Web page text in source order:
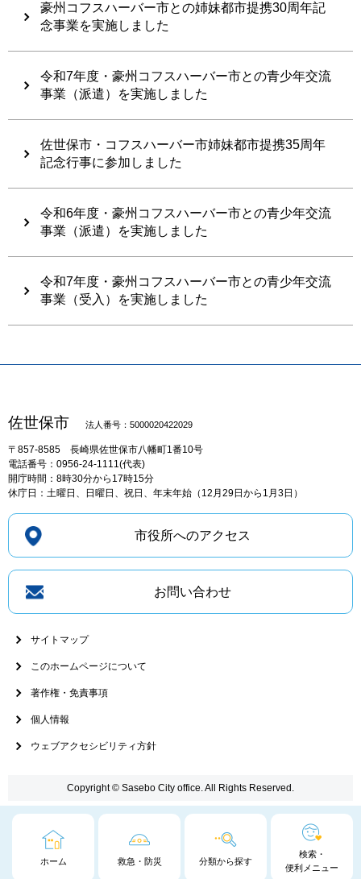
ホーム 救急・防災 分類から探す
検索・
便利メニュー
豪州コフスハーバー市との姉妹都市提携30周年記
念事業を実施しました
令和7年度・豪州コフスハーバー市との青少年交流
事業（派遣）を実施しました
佐世保市・コフスハーバー市姉妹都市提携35周年
記念行事に参加しました
令和6年度・豪州コフスハーバー市との青少年交流
事業（派遣）を実施しました
令和7年度・豪州コフスハーバー市との青少年交流
事業（受入）を実施しました
佐世保市 法人番号：5000020422029
〒857-8585 長崎県佐世保市八幡町1番10号
電話番号：0956-24-1111(代表)
開庁時間：8時30分から17時15分
休庁日：土曜日、日曜日、祝日、年末年始（12月29日から1月3日）
市役所へのアクセス
お問い合わせ
サイトマップ
このホームページについて
著作権・免責事項
個人情報
ウェブアクセシビリティ方針
Copyright © Sasebo City office. All Rights Reserved.